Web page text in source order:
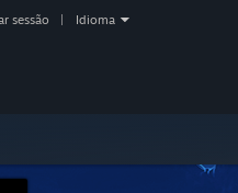
sessão Idioma